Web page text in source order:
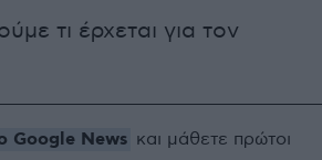
τι έρχεται για τον
Google News και μάθετε πρώτοι